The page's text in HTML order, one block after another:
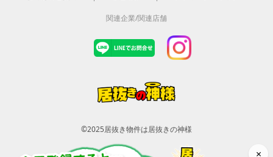
関連企業/関連店舗
©2025居抜き物件は居抜きの神様
×